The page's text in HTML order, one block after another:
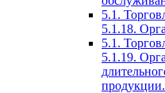
5.1.
5.1.18.
5.1.
5.1.19.
продукции.